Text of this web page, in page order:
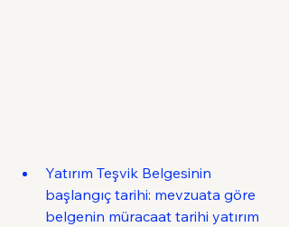
Yatırım Teşvik Belgesinin
başlangıç tarihi: mevzuata göre
belgenin müracaat tarihi yatırım